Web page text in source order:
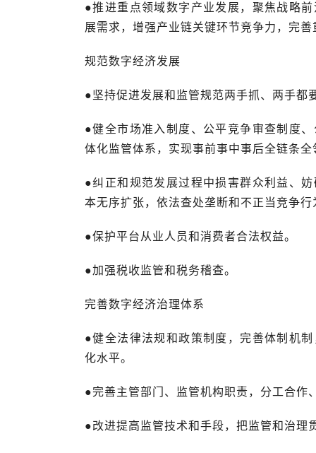
●推进重点领域数字产业发展，聚焦战略
展需求，增强产业链关键环节竞争力，完
规范数字经济发展
●坚持促进发展和监管规范两手抓、两手都
●健全市场准入制度、公平竞争审查制度
体化监管体系，实现事前事中事后全链条全
●纠正和规范发展过程中损害群众利益、
本无序扩张，依法查处垄断和不正当竞争行
●保护平台从业人员和消费者合法权益。
●加强税收监管和税务稽查。
完善数字经济治理体系
●健全法律法规和政策制度，完善体制机
化水平。
●完善主管部门、监管机构职责，分工合作
●改进提高监管技术和手段，把监管和治理